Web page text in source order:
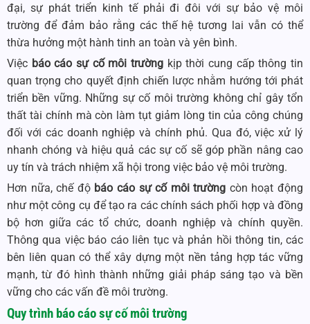
đại, sự phát triển kinh tế phải đi đôi với sự bảo vệ môi
trường để đảm bảo rằng các thế hệ tương lai vẫn có thể
thừa hưởng một hành tinh an toàn và yên bình.
Việc báo cáo sự cố môi trường kịp thời cung cấp thông tin
quan trọng cho quyết định chiến lược nhằm hướng tới phát
triển bền vững. Những sự cố môi trường không chỉ gây tổn
thất tài chính mà còn làm tụt giảm lòng tin của công chúng
đối với các doanh nghiệp và chính phủ. Qua đó, việc xử lý
nhanh chóng và hiệu quả các sự cố sẽ góp phần nâng cao
uy tín và trách nhiệm xã hội trong việc bảo vệ môi trường.
Hơn nữa, chế độ báo cáo sự cố môi trường còn hoạt động
như một công cụ để tạo ra các chính sách phối hợp và đồng
bộ hơn giữa các tổ chức, doanh nghiệp và chính quyền.
Thông qua việc báo cáo liên tục và phản hồi thông tin, các
bên liên quan có thể xây dựng một nền tảng hợp tác vững
mạnh, từ đó hình thành những giải pháp sáng tạo và bền
vững cho các vấn đề môi trường.
Quy trình báo cáo sự cố môi trường